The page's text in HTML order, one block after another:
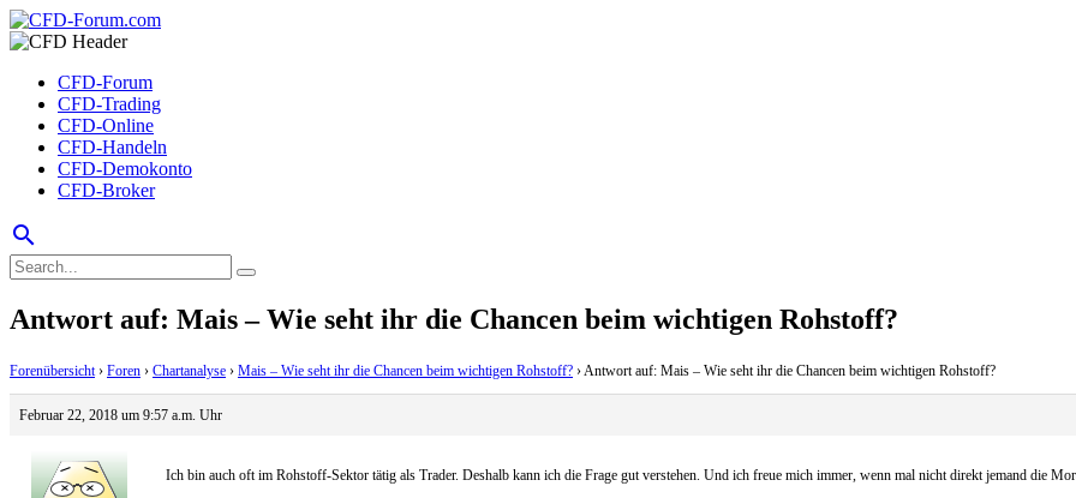
CFD-Forum
CFD-Trading
CFD-Online
CFD-Handeln
CFD-Demokonto
CFD-Broker
search
Antwort auf: Mais – Wie seht ihr die Chancen beim wichtigen Rohstoff?
Forenübersicht › Foren › Chartanalyse › Mais – Wie seht ihr die Chancen beim wichtigen Rohstoff? ›Antwort auf: Mais – Wie seht ihr die Chancen beim wichtigen Rohstoff?
Februar 22, 2018 um 9:57 a.m. Uhr
Ich bin auch oft im Rohstoff-Sektor tätig als Trader. Deshalb kann ich die Frage gut verstehen. Und ich freue mich immer, wenn mal nicht direkt jemand die